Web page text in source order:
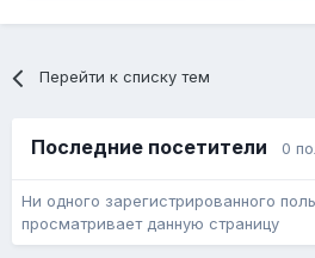
Перейти к списку тем
Последние посетители 0
Ни одного зарегистрированного
просматривает данную страницу